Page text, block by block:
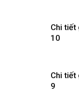
Chi tiết
10
Chi tiết
9